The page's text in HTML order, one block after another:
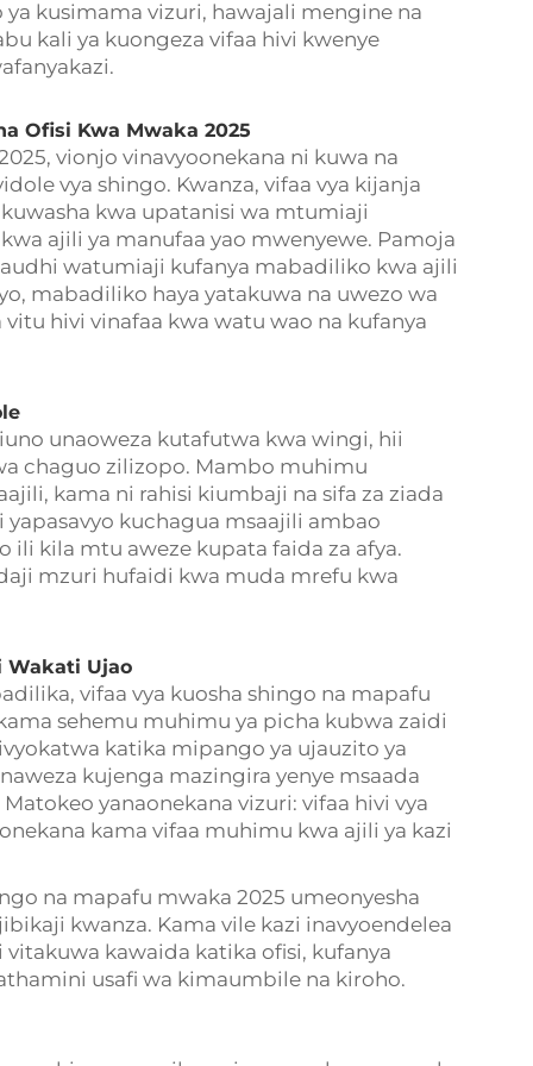
kusimama vizuri, hawajali mengine na
kali ya kuongeza vifaa hivi kwenye
Ofisi Kwa Mwaka 2025
vionjo vinavyoonekana ni kuwa na
vya shingo. Kwanza, vifaa vya kijanja
kwa upatanisi wa mtumiaji
ajili ya manufaa yao mwenyewe. Pamoja
watumiaji kufanya mabadiliko kwa ajili
mabadiliko haya yatakuwa na uwezo wa
hivi vinafaa kwa watu wao na kufanya
unaoweza kutafutwa kwa wingi, hii
chaguo zilizopo. Mambo muhimu
kama ni rahisi kiumbaji na sifa za ziada
kuchagua msaajili ambao
kila mtu aweze kupata faida za afya.
mzuri hufaidi kwa muda mrefu kwa
Wakati Ujao
vifaa vya kuosha shingo na mapafu
sehemu muhimu ya picha kubwa zaidi
katika mipango ya ujauzito ya
kujenga mazingira yenye msaada
yanaonekana vizuri: vifaa hivi vya
kama vifaa muhimu kwa ajili ya kazi
na mapafu mwaka 2025 umeonyesha
kwanza. Kama vile kazi inavyoendelea
kawaida katika ofisi, kufanya
usafi wa kimaumbile na kiroho.